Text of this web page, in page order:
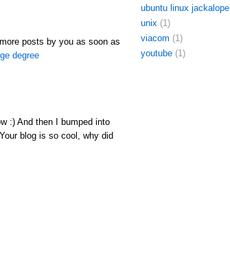
posts by you as soon as
degree
:) And then I bumped into
blog is so cool, why did
ubuntu linux jackalope
unix (1)
viacom (1)
youtube (1)